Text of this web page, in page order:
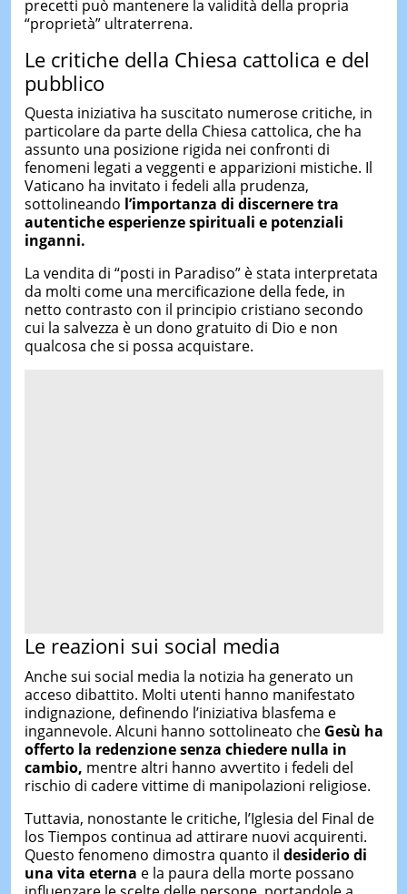
precetti può mantenere la validità della propria
“proprietà” ultraterrena.
Le critiche della Chiesa cattolica e del
pubblico
Questa iniziativa ha suscitato numerose critiche, in
particolare da parte della Chiesa cattolica, che ha
assunto una posizione rigida nei confronti di
fenomeni legati a veggenti e apparizioni mistiche. Il
Vaticano ha invitato i fedeli alla prudenza,
sottolineando l’importanza di discernere tra
autentiche esperienze spirituali e potenziali
inganni.
La vendita di “posti in Paradiso” è stata interpretata
da molti come una mercificazione della fede, in
netto contrasto con il principio cristiano secondo
cui la salvezza è un dono gratuito di Dio e non
qualcosa che si possa acquistare.
Le reazioni sui social media
Anche sui social media la notizia ha generato un
acceso dibattito. Molti utenti hanno manifestato
indignazione, definendo l’iniziativa blasfema e
ingannevole. Alcuni hanno sottolineato che Gesù ha
offerto la redenzione senza chiedere nulla in
cambio, mentre altri hanno avvertito i fedeli del
rischio di cadere vittime di manipolazioni religiose.
Tuttavia, nonostante le critiche, l’Iglesia del Final de
los Tiempos continua ad attirare nuovi acquirenti.
Questo fenomeno dimostra quanto il desiderio di
una vita eterna e la paura della morte possano